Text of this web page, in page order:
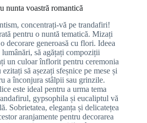
nunta voastră romantică
concentrați-vă pe trandafiri!
pentru o nuntă tematică. Mizați
decorare generoasă cu flori. Ideea
lumânări, să agățați compoziții
un culoar înflorit pentru ceremonia
să așezați sfeșnice pe mese și
a înconjura stâlpii sau grinzile.
este ideal pentru a urma tema
gypsophila și eucaliptul vă
Sobrietatea, eleganța și delicatețea
aranjamente pentru decorarea